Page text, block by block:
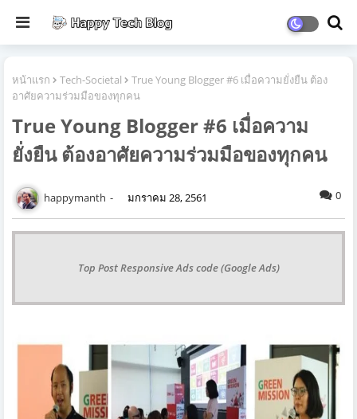
หน้าแรก Tech-Societal
True Young Blogger #6 เมื่อความยั่งยืน ต้อง
อาศัยความร่วมมือของทุกคน
True Young Blogger #6 เมื่อความ
ยั่งยืน ต้องอาศัยความร่วมมือของทุกคน
happymanth มกราคม 28, 2561 0
Top Post Responsive Ads code (Google Ads)